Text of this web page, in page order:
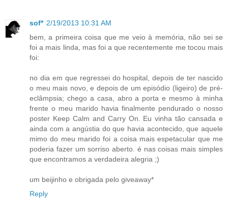
sof* 2/19/2013 10:31 AM
bem, a primeira coisa que me veio à memória, não sei se
foi a mais linda, mas foi a que recentemente me tocou mais
foi:
no dia em que regressei do hospital, depois de ter nascido
o meu mais novo, e depois de um episódio (ligeiro) de pré-
eclâmpsia; chego a casa, abro a porta e mesmo à minha
frente o meu marido havia finalmente pendurado o nosso
poster Keep Calm and Carry On. Eu vinha tão cansada e
ainda com a angústia do que havia acontecido, que aquele
mimo do meu marido foi a coisa mais espetacular que me
poderia fazer um sorriso aberto. é nas coisas mais simples
que encontramos a verdadeira alegria ;)
um beijinho e obrigada pelo giveaway*
Reply